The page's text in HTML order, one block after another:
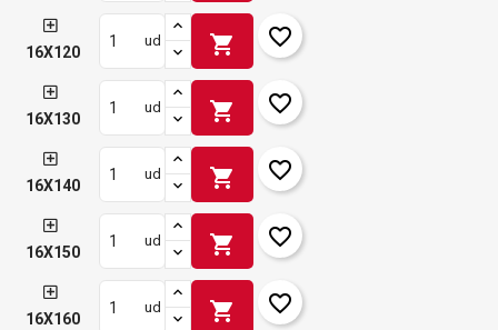
16X120
ud shopping_cart favorite_border
16X130
ud shopping_cart favorite_border
16X140
ud shopping_cart favorite_border
16X150
ud shopping_cart favorite_border
16X160
ud shopping_cart favorite_border